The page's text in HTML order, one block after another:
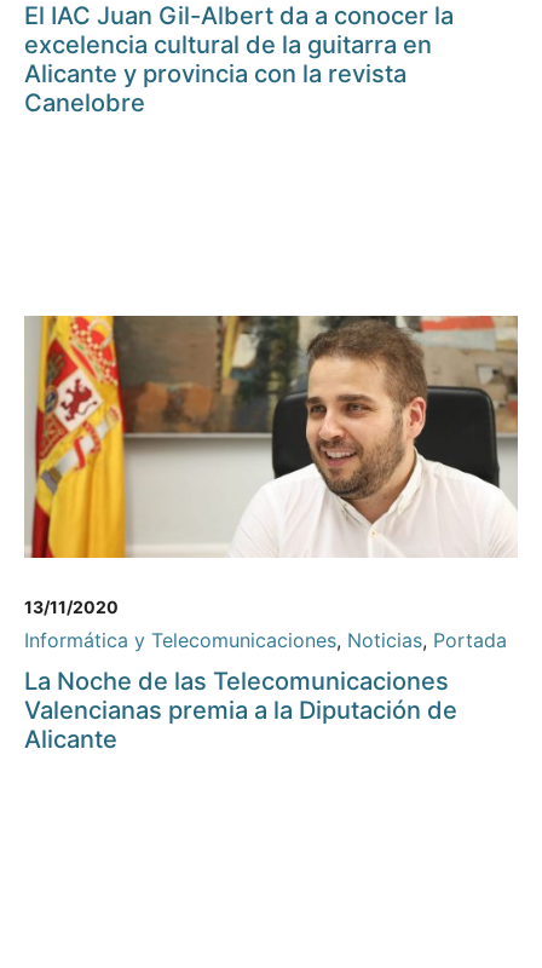
El IAC Juan Gil-Albert da a conocer la
excelencia cultural de la guitarra en
Alicante y provincia con la revista
Canelobre
13/11/2020
Informática y Telecomunicaciones, Noticias, Portada
La Noche de las Telecomunicaciones
Valencianas premia a la Diputación de
Alicante